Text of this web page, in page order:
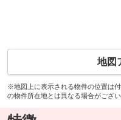
地図
※地図上に表示される物件の位置は
の物件所在地とは異なる場合がござい